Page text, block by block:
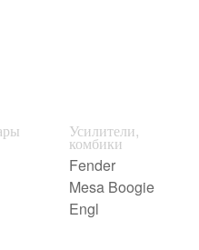
Усилители,
комбики
Fender
Mesa Boogie
Engl